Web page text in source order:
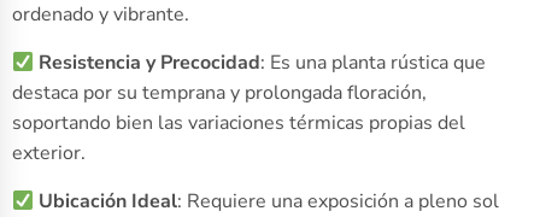
ordenado y vibrante.
Resistencia y Precocidad: Es una planta rústica que
destaca por su temprana y prolongada floración,
soportando bien las variaciones térmicas propias del
exterior.
Ubicación Ideal: Requiere una exposición a pleno sol